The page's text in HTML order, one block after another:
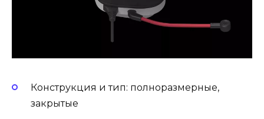
Конструкция и тип: полноразмерные,
закрытые